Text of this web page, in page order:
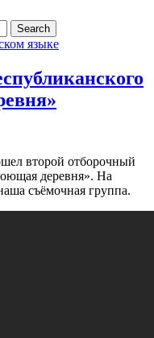
языке
второй отборочный
деревня». На
съёмочная группа.